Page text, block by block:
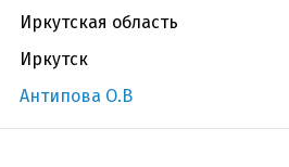
Иркутская область
Иркутск
Антипова О.В